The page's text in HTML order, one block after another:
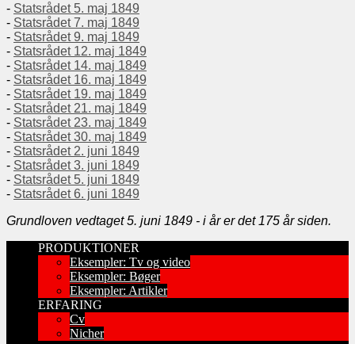
- Statsrådet 5. maj 1849
- Statsrådet 7. maj 1849
- Statsrådet 9. maj 1849
- Statsrådet 12. maj 1849
- Statsrådet 14. maj 1849
- Statsrådet 16. maj 1849
- Statsrådet 19. maj 1849
- Statsrådet 21. maj 1849
- Statsrådet 23. maj 1849
- Statsrådet 30. maj 1849
- Statsrådet 2. juni 1849
- Statsrådet 3. juni 1849
- Statsrådet 5. juni 1849
- Statsrådet 6. juni 1849
Grundloven vedtaget 5. juni 1849 - i år er det 175 år siden.
PRODUKTIONER
Eksempler: Tv og video
Eksempler: Bøger
Eksempler: Artikler
ERFARING
Cv
Nicher